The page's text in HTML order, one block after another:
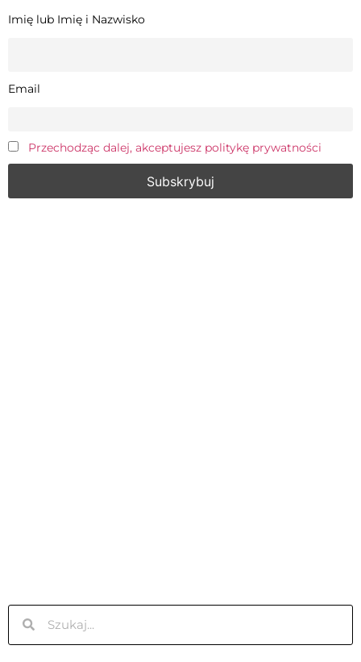
Imię lub Imię i Nazwisko
Email
Przechodząc dalej, akceptujesz politykę prywatności